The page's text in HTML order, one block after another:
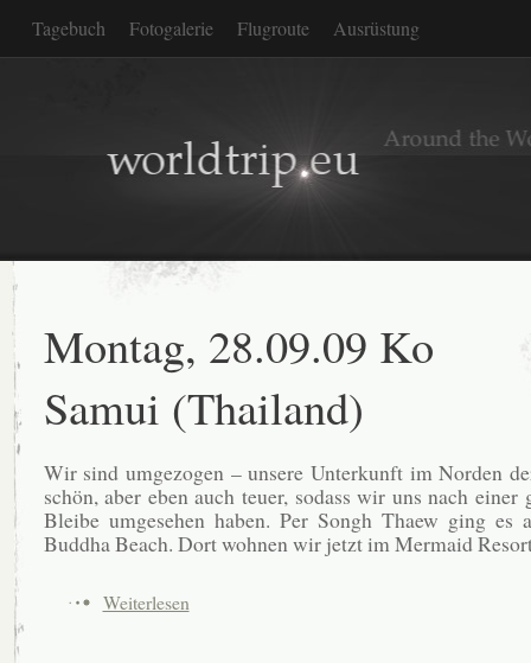
Tagebuch Fotogalerie Flugroute Ausrüstung
Montag, 28.09.09 Ko
Samui (Thailand)
Wir sind umgezogen – unsere Unterkunft im Norden
schön, aber eben auch teuer, sodass wir uns nach einer
Bleibe umgesehen haben. Per Songh Thaew ging es
Buddha Beach. Dort wohnen wir jetzt im Mermaid
Weiterlesen